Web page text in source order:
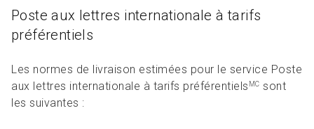
Poste aux lettres internationale à tarifs
préférentiels
Les normes de livraison estimées pour le service Poste
aux lettres internationale à tarifs préférentiels MC sont
les suivantes :